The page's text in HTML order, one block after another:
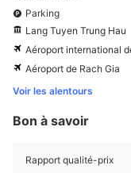
Parking
Lang Tuyen Trung Hau
Aéroport international de Can
Aéroport de Rach Gia
Voir les alentours
Bon à savoir
Rapport qualité-prix